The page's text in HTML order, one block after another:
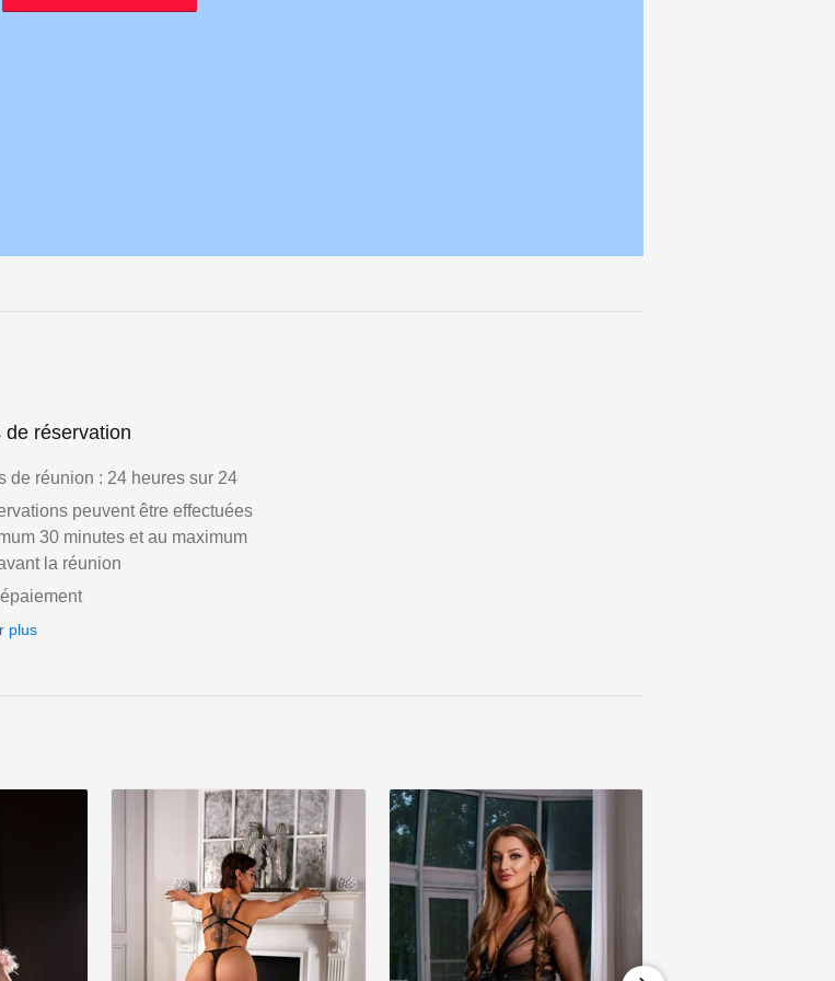
de réservation
de réunion : 24 heures sur 24
peuvent être effectuées
30 minutes et au maximum
la réunion
plus